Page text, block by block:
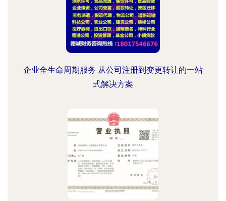
企业全生命周期服务 从公司注册到变更转让的一站
式解决方案